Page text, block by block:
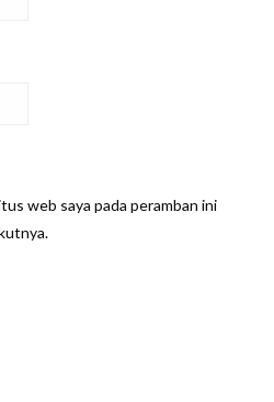
web saya pada peramban ini